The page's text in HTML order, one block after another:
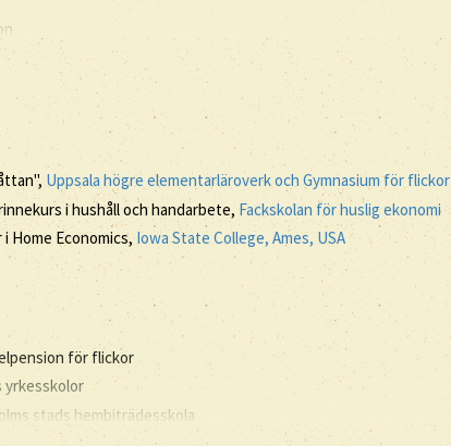
Uppsala högre elementarläroverk och Gymnasium för flickor
i hushåll och handarbete, Fackskolan för huslig ekonomi
i Home Economics,Iowa State College, Ames, USA
för flickor
yrkesskolor
stads hembiträdesskola